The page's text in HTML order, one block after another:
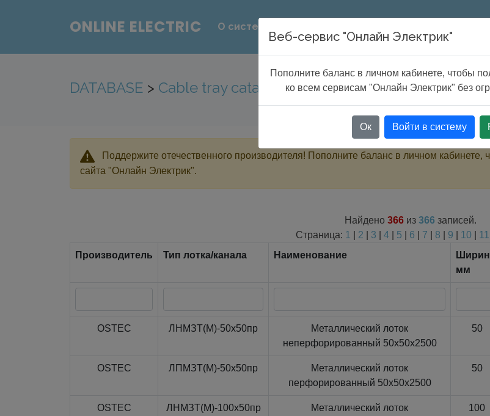
ONLINE ELECTRIC О системе
DATABASE > Cable tray catalogue
Поддержите отечественного производителя! Пополните баланс в личном
сайта "Онлайн Электрик".
Найдено 366 из 366 записей.
Страница: 1 2 3 4| 5 6 7 8 9 10 11
Производитель
Тип лотка/канала Наименование
мм
OSTEC ЛНМЗТ(М)-50x50пр
Металлический лоток
неперфорированный 50x50x2500
50
OSTEC ЛПМЗТ(М)-50x50пр
Металлический лоток
перфорированный 50x50x2500
50
OSTEC ЛНМЗТ(М)-100x50пр
Металлический лоток
100
Веб-сервис "Онлайн Электрик"
Пополните баланс в личном кабинете, чтобы
ко всем сервисам "Онлайн Электрик" без
Ок Войти в систему